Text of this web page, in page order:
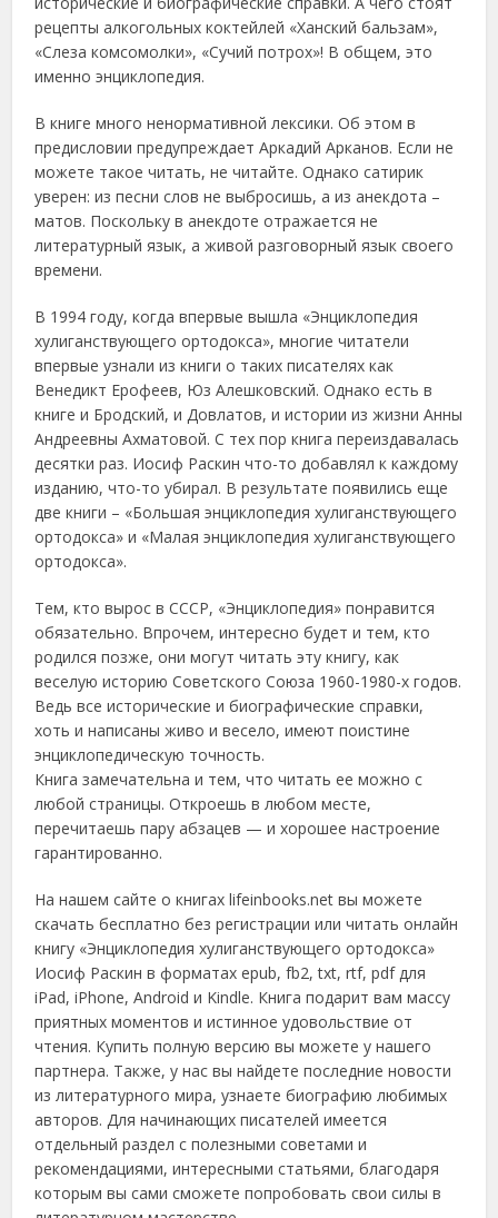
рецепты алкогольных коктейлей «Ханский бальзам»,
«Слеза комсомолки», «Сучий потрох»! В общем, это
именно энциклопедия.
В книге много ненормативной лексики. Об этом в
предисловии предупреждает Аркадий Арканов. Если не
можете такое читать, не читайте. Однако сатирик
уверен: из песни слов не выбросишь, а из анекдота –
матов. Поскольку в анекдоте отражается не
литературный язык, а живой разговорный язык своего
времени.
В 1994 году, когда впервые вышла «Энциклопедия
хулиганствующего ортодокса», многие читатели
впервые узнали из книги о таких писателях как
Венедикт Ерофеев, Юз Алешковский. Однако есть в
книге и Бродский, и Довлатов, и истории из жизни Анны
Андреевны Ахматовой. С тех пор книга переиздавалась
десятки раз. Иосиф Раскин что-то добавлял к каждому
изданию, что-то убирал. В результате появились еще
две книги – «Большая энциклопедия хулиганствующего
ортодокса» и «Малая энциклопедия хулиганствующего
ортодокса».
Тем, кто вырос в СССР, «Энциклопедия» понравится
обязательно. Впрочем, интересно будет и тем, кто
родился позже, они могут читать эту книгу, как
веселую историю Советского Союза 1960-1980-х годов.
Ведь все исторические и биографические справки,
хоть и написаны живо и весело, имеют поистине
энциклопедическую точность.
Книга замечательна и тем, что читать ее можно с
любой страницы. Откроешь в любом месте,
перечитаешь пару абзацев — и хорошее настроение
гарантированно.
На нашем сайте о книгах lifeinbooks.net вы можете
скачать бесплатно без регистрации или читать онлайн
книгу «Энциклопедия хулиганствующего ортодокса»
Иосиф Раскин в форматах epub, fb2, txt, rtf, pdf для
iPad, iPhone, Android и Kindle. Книга подарит вам массу
приятных моментов и истинное удовольствие от
чтения. Купить полную версию вы можете у нашего
партнера. Также, у нас вы найдете последние новости
из литературного мира, узнаете биографию любимых
авторов. Для начинающих писателей имеется
отдельный раздел с полезными советами и
рекомендациями, интересными статьями, благодаря
которым вы сами сможете попробовать свои силы в